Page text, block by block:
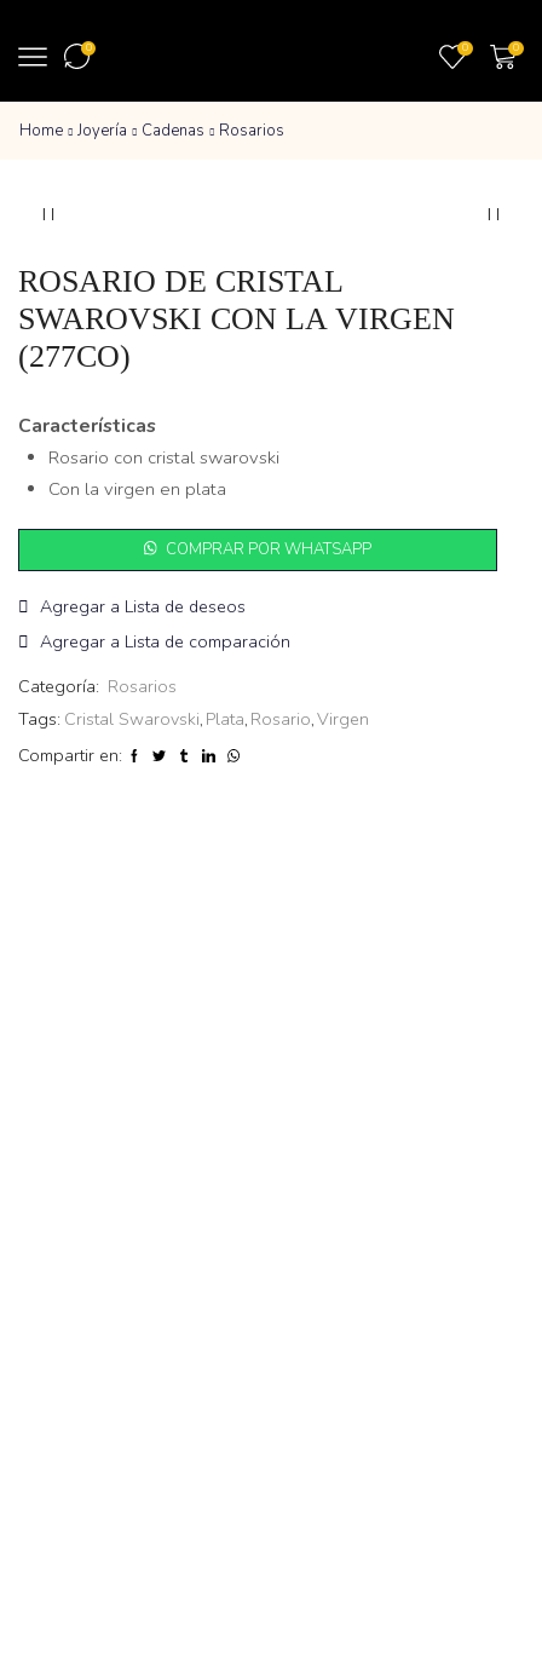
0 0 0
Home Joyería Cadenas Rosarios
ROSARIO DE CRISTAL
SWAROVSKI CON LA VIRGEN
(277CO)
Características
Rosario con cristal swarovski
Con la virgen en plata
COMPRAR POR WHATSAPP
Agregar a Lista de deseos
Agregar a Lista de comparación
Categoría: Rosarios
Tags: Cristal Swarovski, Plata, Rosario,Virgen
Compartir en: